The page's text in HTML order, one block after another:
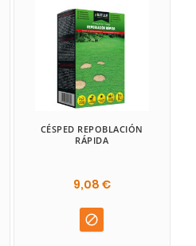
CÉSPED REPOBLACIÓN
RÁPIDA
9,08 €
